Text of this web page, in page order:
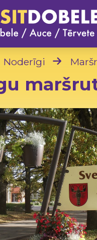
Noderīgi